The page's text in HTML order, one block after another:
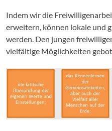
Indem wir die
erweitern, können lokale und
werden. Den jungen
vielfältige Möglichkeiten